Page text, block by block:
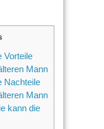
Vorteile
Mann
Nachteile
Mann
kann die